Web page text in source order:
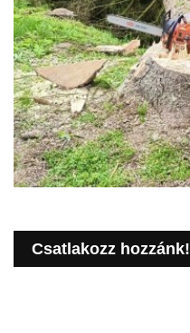
Csatlakozz hozzánk!